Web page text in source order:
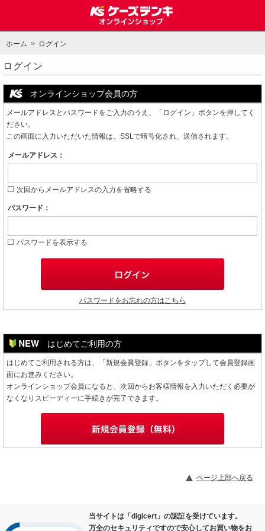
ホーム > ログイン
ログイン
オンラインショップ会員の方
メールアドレスとパスワードをご入力のうえ、「ログイン」ボタンを押してく
ださい。
この画面に入力いただいた情報は、SSLで暗号化され、送信されます。
メールアドレス：
次回からメールアドレスの入力を省略する
パスワード：
パスワードを表示する
パスワードをお忘れの方はこちら
はじめてご利用の方
はじめてご利用される方は、「新規会員登録」ボタンをタップして会員登録画
面にお進みください。
オンラインショップ会員になると、次回からお客様情報を入力いただく必要が
なくなりスピーディーに手続きが完了できます。
ページ上部へ戻る
当サイトは「digicert」の認証を受けています。
万全のセキュリティですので安心してお買い物をお